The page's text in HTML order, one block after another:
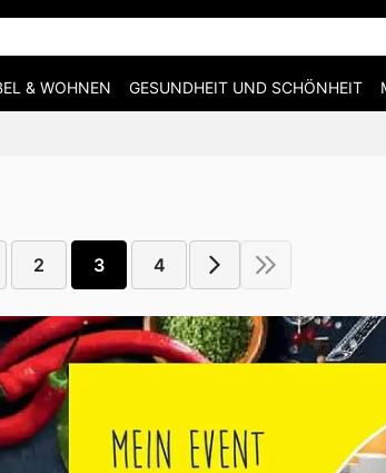
& WOHNEN GESUNDHEIT UND SCHÖNHEIT
2 3 4